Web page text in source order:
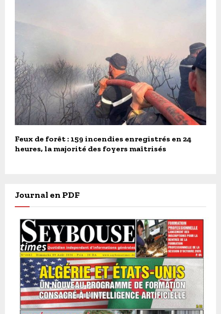
Feux de forêt : 159 incendies enregistrés en 24
heures, la majorité des foyers maîtrisés
Journal en PDF